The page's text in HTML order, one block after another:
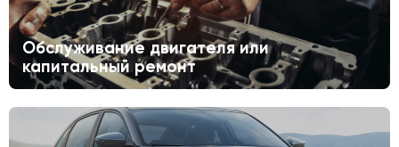
Обслуживание двигателя или
капитальный ремонт